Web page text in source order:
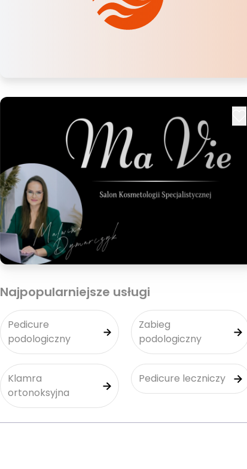
Najpopularniejsze usługi
Pedicure
podologiczny
Zabieg
podologiczny
Klamra
ortonoksyjna
Pedicure leczniczy